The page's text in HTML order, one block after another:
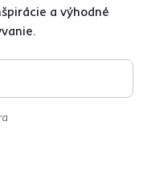
a výhodné